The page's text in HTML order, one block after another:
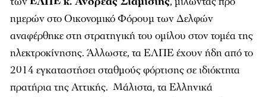
ημερών στο Οικονομικό Φόρουμ των Δελφών
αναφέρθηκε στη στρατηγική του ομίλου στον τομέα της
ηλεκτροκίνησης. Άλλωστε, τα ΕΛΠΕ έχουν ήδη από το
2014 εγκαταστήσει σταθμούς φόρτισης σε ιδιόκτητα
πρατήρια της Αττικής. Μάλιστα, τα Ελληνικά